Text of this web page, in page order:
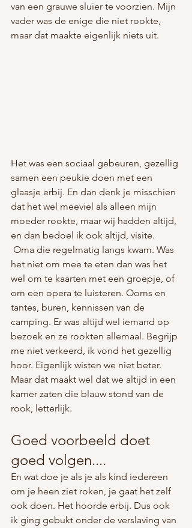
van een grauwe sluier te voorzien. Mijn
vader was de enige die niet rookte,
maar dat maakte eigenlijk niets uit.
Het was een sociaal gebeuren, gezellig
samen een peukie doen met een
glaasje erbij. En dan denk je misschien
dat het wel meeviel als alleen mijn
moeder rookte, maar wij hadden altijd,
en dan bedoel ik ook altijd, visite.
Oma die regelmatig langs kwam. Was
het niet om mee te eten dan was het
wel om te kaarten met een groepje, of
om een opera te luisteren. Ooms en
tantes, buren, kennissen van de
camping. Er was altijd wel iemand op
bezoek en ze rookten allemaal. Begrijp
me niet verkeerd, ik vond het gezellig
hoor. Eigenlijk wisten we niet beter.
Maar dat maakt wel dat we altijd in een
kamer zaten die blauw stond van de
rook, letterlijk.
Goed voorbeeld doet
goed volgen....
En wat doe je als je als kind iedereen
om je heen ziet roken, je gaat het zelf
ook doen. Het hoorde erbij. Dus ook
ik ging gebukt onder de verslaving van